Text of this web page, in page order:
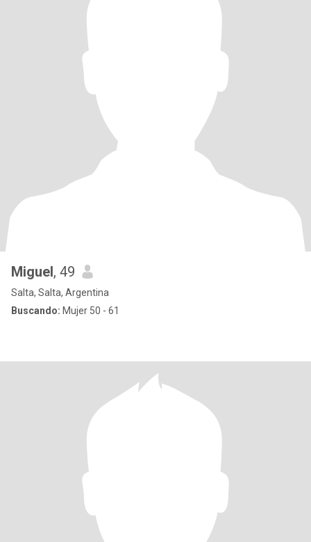
Miguel, 49
Salta, Salta, Argentina
Buscando: Mujer 50 - 61